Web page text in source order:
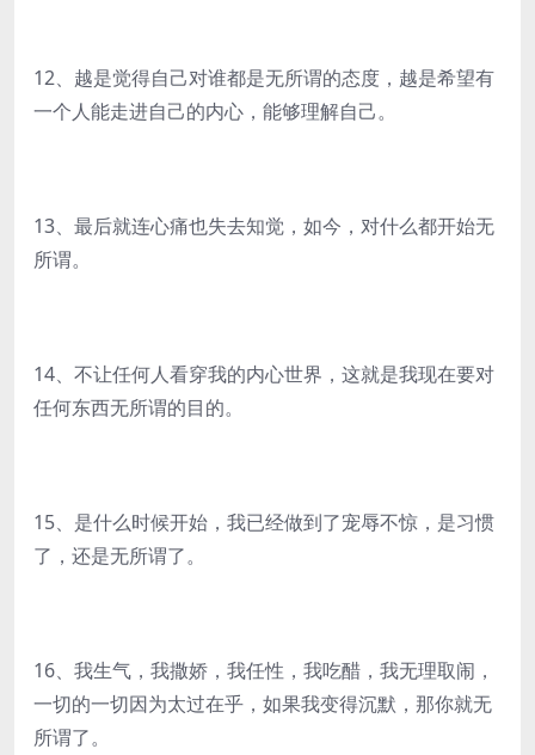
12、越是觉得自己对谁都是无所谓的态度，越是希望有
一个人能走进自己的内心，能够理解自己。
13、最后就连心痛也失去知觉，如今，对什么都开始无
所谓。
14、不让任何人看穿我的内心世界，这就是我现在要对
任何东西无所谓的目的。
15、是什么时候开始，我已经做到了宠辱不惊，是习惯
了，还是无所谓了。
16、我生气，我撒娇，我任性，我吃醋，我无理取闹，
一切的一切因为太过在乎，如果我变得沉默，那你就无
所谓了。